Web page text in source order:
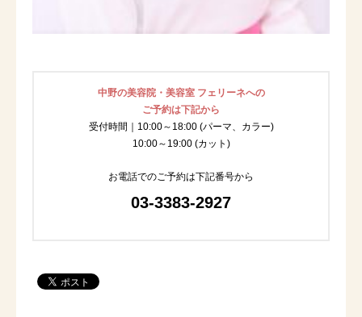
中野の美容院・美容室 フェリーネへの
ご予約は下記から
受付時間｜10:00～18:00 (パーマ、カラー)
10:00～19:00 (カット)
お電話でのご予約は下記番号から
03-3383-2927